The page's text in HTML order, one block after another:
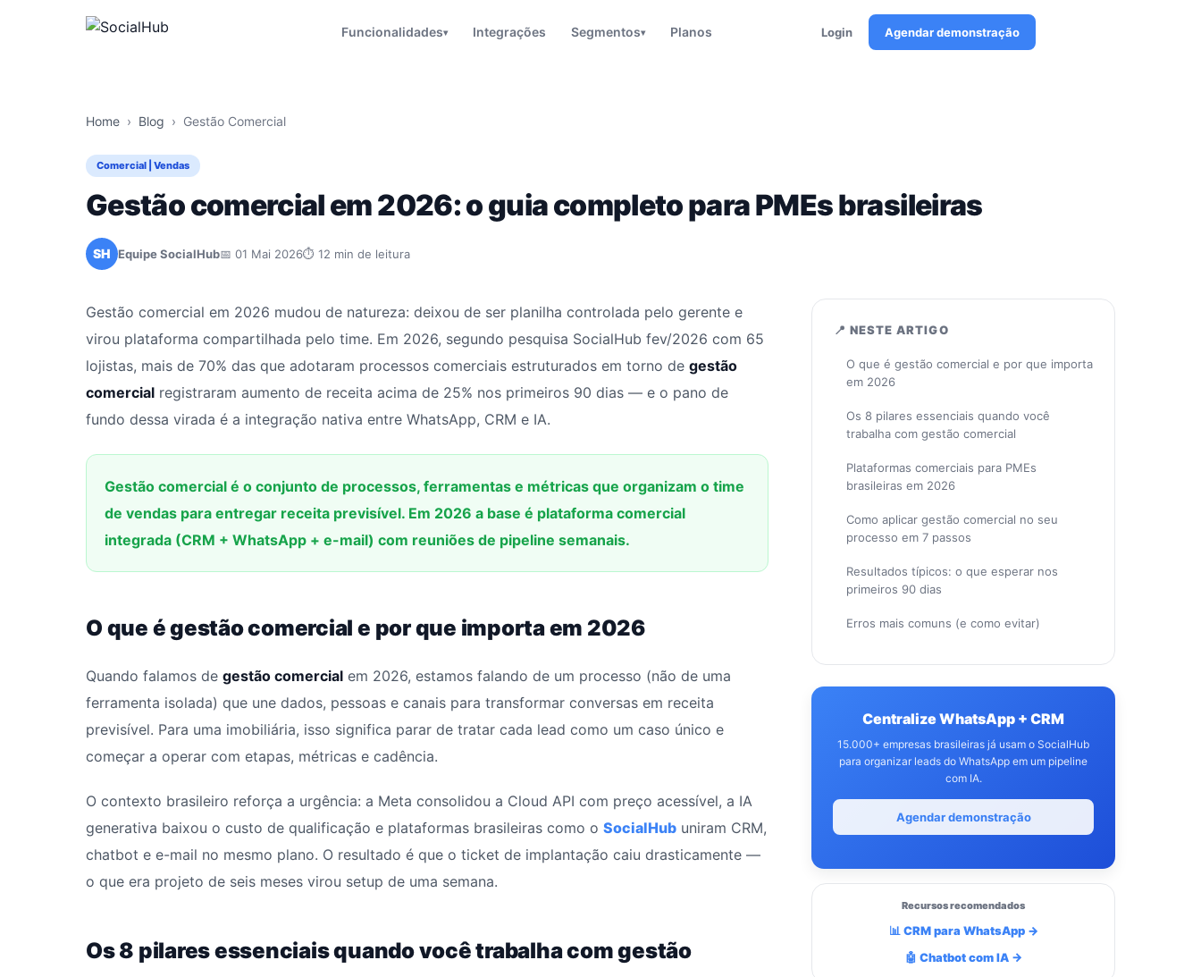
Funcionalidades▾ Integrações Segmentos▾ Planos Login Agendar demonstração
Home › Blog › Gestão Comercial
Comercial | Vendas
Gestão comercial em 2026: o guia completo para PMEs brasileiras
SH Equipe SocialHub📅 01 Mai 2026⏱ 12 min de leitura
Gestão comercial em 2026 mudou de natureza: deixou de ser planilha controlada pelo gerente e
virou plataforma compartilhada pelo time. Em 2026, segundo pesquisa SocialHub fev/2026 com 65
lojistas, mais de 70% das que adotaram processos comerciais estruturados em torno de gestão
comercial registraram aumento de receita acima de 25% nos primeiros 90 dias — e o pano de
fundo dessa virada é a integração nativa entre WhatsApp, CRM e IA.
Gestão comercial é o conjunto de processos, ferramentas e métricas que organizam o time
de vendas para entregar receita previsível. Em 2026 a base é plataforma comercial
integrada (CRM + WhatsApp + e-mail) com reuniões de pipeline semanais.
O que é gestão comercial e por que importa em 2026
Quando falamos de gestão comercial em 2026, estamos falando de um processo (não de uma
ferramenta isolada) que une dados, pessoas e canais para transformar conversas em receita
previsível. Para uma imobiliária, isso significa parar de tratar cada lead como um caso único e
começar a operar com etapas, métricas e cadência.
O contexto brasileiro reforça a urgência: a Meta consolidou a Cloud API com preço acessível, a IA
generativa baixou o custo de qualificação e plataformas brasileiras como o SocialHub uniram CRM,
chatbot e e-mail no mesmo plano. O resultado é que o ticket de implantação caiu drasticamente —
o que era projeto de seis meses virou setup de uma semana.
Os 8 pilares essenciais quando você trabalha com gestão
📍 NESTE ARTIGO
O que é gestão comercial e por que importa
em 2026
Os 8 pilares essenciais quando você
trabalha com gestão comercial
Plataformas comerciais para PMEs
brasileiras em 2026
Como aplicar gestão comercial no seu
processo em 7 passos
Resultados típicos: o que esperar nos
primeiros 90 dias
Erros mais comuns (e como evitar)
Centralize WhatsApp + CRM
15.000+ empresas brasileiras já usam o SocialHub
para organizar leads do WhatsApp em um pipeline
com IA.
Agendar demonstração
Recursos recomendados
📊 CRM para WhatsApp →
🤖 Chatbot com IA →